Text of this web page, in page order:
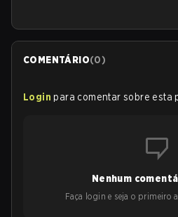
COMENTÁRIO(0)
Login para comentar sobre esta
Nenhum
Faça login e seja o primeiro